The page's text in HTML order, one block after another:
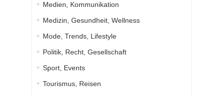
Medien, Kommunikation
Medizin, Gesundheit, Wellness
Mode, Trends, Lifestyle
Politik, Recht, Gesellschaft
Sport, Events
Tourismus, Reisen